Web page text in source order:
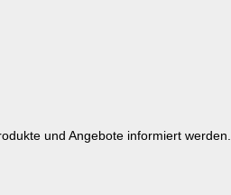
und Angebote informiert werden.